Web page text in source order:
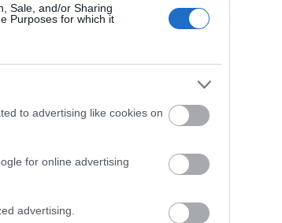
Sale, and/or Sharing
Purposes for which it
to advertising like cookies on
for online advertising
advertising.